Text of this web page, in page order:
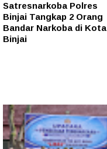
Satresnarkoba Polres
Binjai Tangkap 2 Orang
Bandar Narkoba di Kota
Binjai